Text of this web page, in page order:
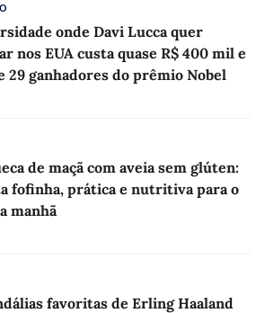
onde Davi Lucca quer
nos EUA custa quase R$ 400 mil e
29 ganhadores do prêmio Nobel
de maçã com aveia sem glúten:
fofinha, prática e nutritiva para o
manhã
favoritas de Erling Haaland